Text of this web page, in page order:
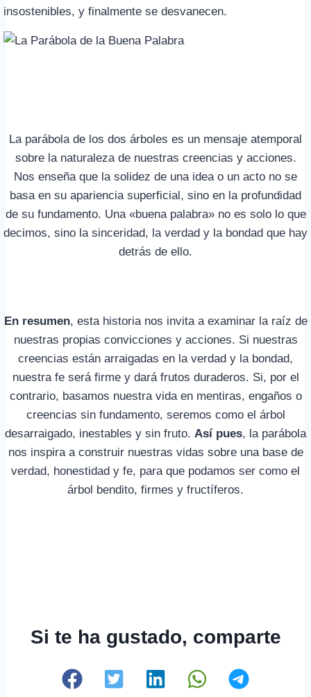
insostenibles, y finalmente se desvanecen.
La parábola de los dos árboles es un mensaje atemporal
sobre la naturaleza de nuestras creencias y acciones.
Nos enseña que la solidez de una idea o un acto no se
basa en su apariencia superficial, sino en la profundidad
de su fundamento. Una «buena palabra» no es solo lo que
decimos, sino la sinceridad, la verdad y la bondad que hay
detrás de ello.
En resumen, esta historia nos invita a examinar la raíz de
nuestras propias convicciones y acciones. Si nuestras
creencias están arraigadas en la verdad y la bondad,
nuestra fe será firme y dará frutos duraderos. Si, por el
contrario, basamos nuestra vida en mentiras, engaños o
creencias sin fundamento, seremos como el árbol
desarraigado, inestables y sin fruto. Así pues, la parábola
nos inspira a construir nuestras vidas sobre una base de
verdad, honestidad y fe, para que podamos ser como el
árbol bendito, firmes y fructíferos.
Si te ha gustado, comparte